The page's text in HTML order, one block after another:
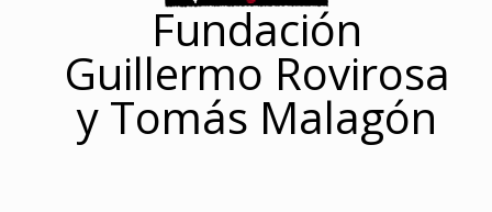
Fundación
Guillermo Rovirosa
y Tomás Malagón